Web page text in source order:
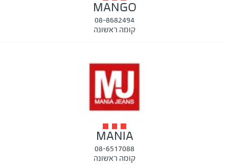
MANGO
08-8682494
קומה ראשונה
MANIA
08-6517088
קומה ראשונה